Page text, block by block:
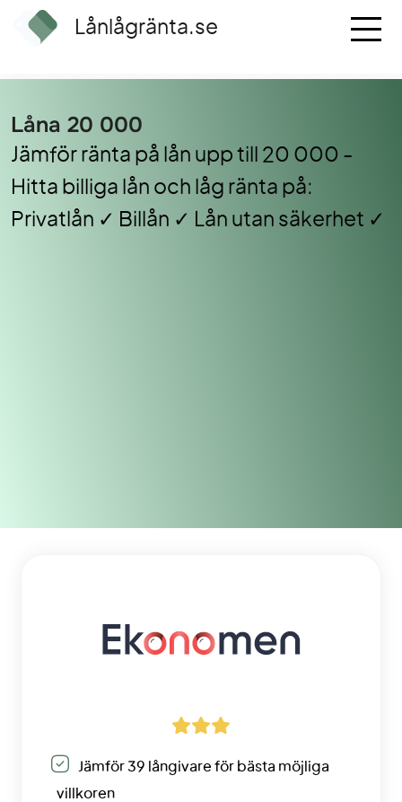
Lånlågränta.se
Låna 20 000
Jämför ränta på lån upp till 20 000 -
Hitta billiga lån och låg ränta på:
Privatlån ✓ Billån ✓ Lån utan säkerhet ✓
Jämför 39 långivare för bästa möjliga
villkoren